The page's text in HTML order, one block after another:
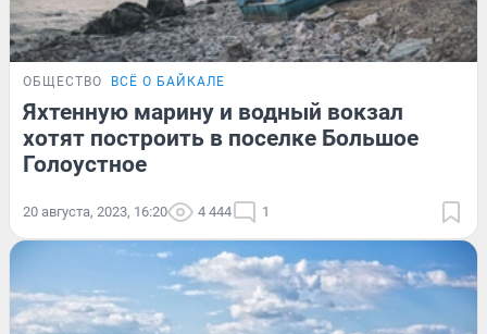
ОБЩЕСТВО ВСЁ О БАЙКАЛЕ
Яхтенную марину и водный вокзал
хотят построить в поселке Большое
Голоустное
20 августа, 2023, 16:20 4 444 1